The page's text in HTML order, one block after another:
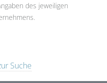
des jeweiligen
Suche